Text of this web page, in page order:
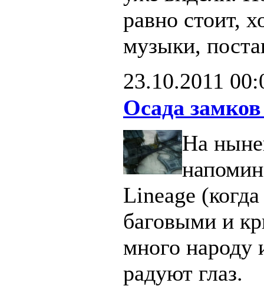
равно стоит,
музыки,
23.10.2011
Осада замков
На
Lineage
баговыми и
много народу
радуют глаз.